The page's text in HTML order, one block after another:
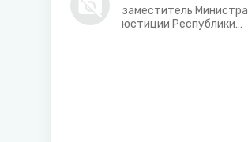
заместитель Министра
юстиции Республики